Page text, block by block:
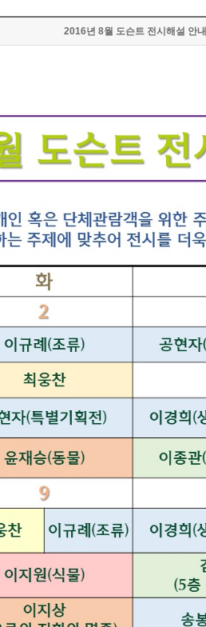
2016년 8월 도슨트 전시해설 안내